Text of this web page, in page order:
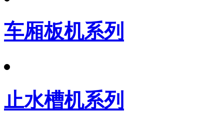
车厢板机系列
止水槽机系列